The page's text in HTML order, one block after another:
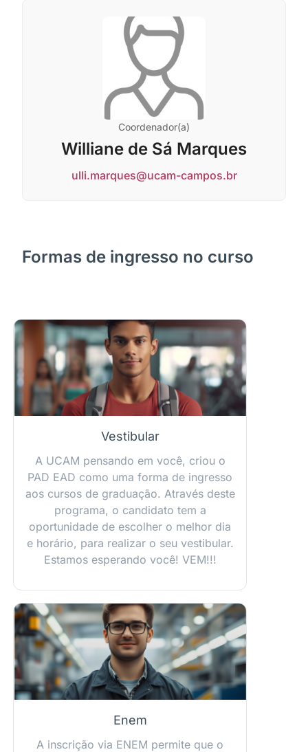
Coordenador(a)
Williane de Sá Marques
ulli.marques@ucam-campos.br
Formas de ingresso no curso
Vestibular
A UCAM pensando em você, criou o
PAD EAD como uma forma de ingresso
aos cursos de graduação. Através deste
programa, o candidato tem a
oportunidade de escolher o melhor dia
e horário, para realizar o seu vestibular.
Estamos esperando você! VEM!!!
Enem
A inscrição via ENEM permite que o